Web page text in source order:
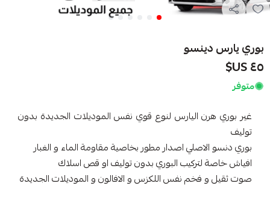
بوري يارس دينسو
٤٥ US$
متوفر
غير بوري هرن اليارس لنوع قوي نفس الموديلات الجديدة بدون
توليف
بوري دنسو الاصلي اصدار مطور بخاصية مقاومة الماء و الغبار
افياش خاصة لتركيب البوري بدون توليف او قص اسلاك
صوت ثقيل و فخم نفس اللكزس و الافالون و الموديلات الجديدة